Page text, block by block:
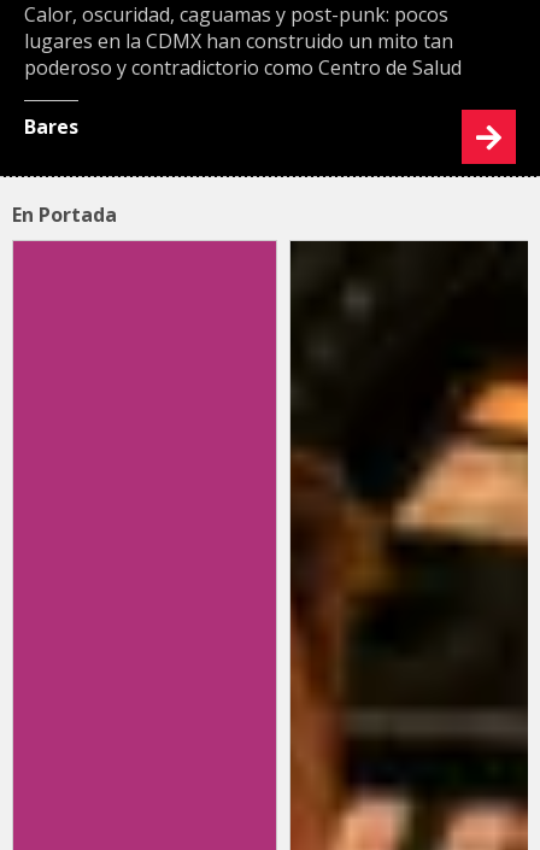
Calor, oscuridad, caguamas y post-punk: pocos
lugares en la CDMX han construido un mito tan
poderoso y contradictorio como Centro de Salud
Bares
En Portada